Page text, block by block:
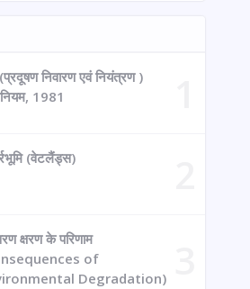
निवारण एवं नियंत्रण )
1981
(वेटलैंड्स)
क्षरण के परिणाम
of
Degradation)